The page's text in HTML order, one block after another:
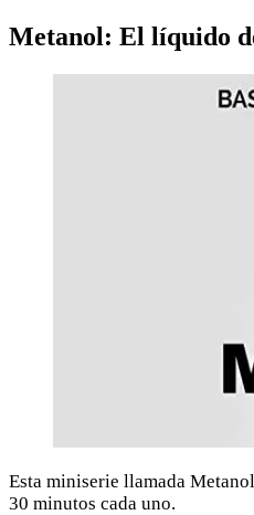
Metanol: El líquido
Esta miniserie llamada
30 minutos cada uno.